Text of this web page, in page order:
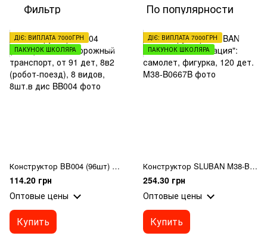
Фильтр По популярности
ДІЄ: ВИПЛАТА 7000ГРН
ПАКУНОК ШКОЛЯРА
Конструктор BB004 (96шт) железнодорожный транспорт, от 91 дет, 8в2 (робот-поезд), 8 видов, 8шт.в дис
114.20 грн
Оптовые цены
Купить
ДІЄ: ВИПЛАТА 7000ГРН
ПАКУНОК ШКОЛЯРА
Конструктор SLUBAN M38-B0667B "Авиация": самолет, фигурка, 120 дет.
254.30 грн
Оптовые цены
Купить